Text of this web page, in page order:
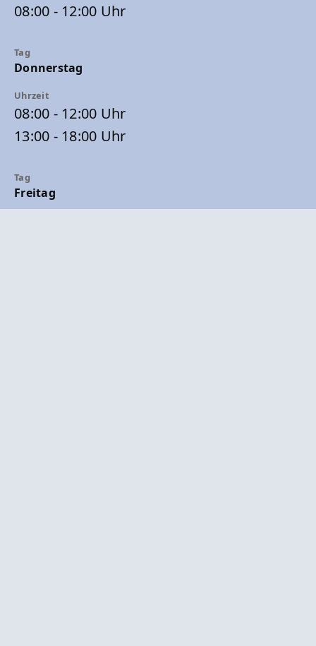
08:00 - 12:00 Uhr
Donnerstag
08:00 - 12:00 Uhr
13:00 - 18:00 Uhr
Freitag